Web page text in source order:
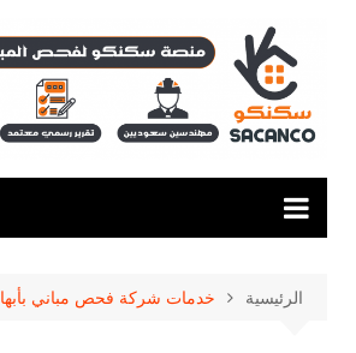
المحتوى
الرئيسية خدمات شركة فحص مباني بأبها